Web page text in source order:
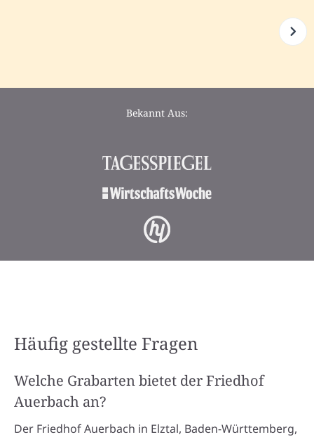
Bekannt Aus:
Häufig gestellte Fragen
Welche Grabarten bietet der Friedhof
Auerbach an?
Der Friedhof Auerbach in Elztal, Baden-Württemberg,